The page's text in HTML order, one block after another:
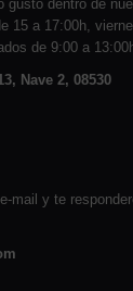
gusto dentro de
15 a 17:00h,
de 9:00 a
Nave 2, 08530
mail y te